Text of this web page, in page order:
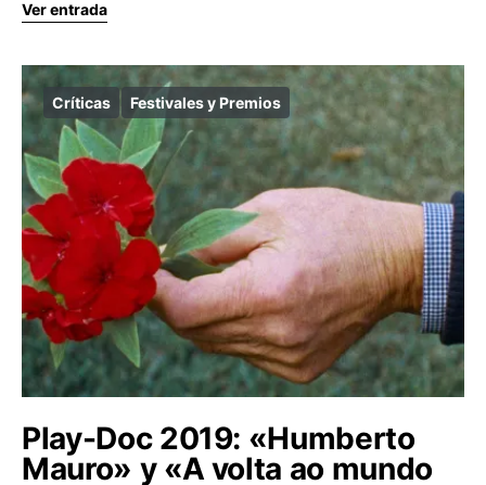
Ver entrada
Críticas Festivales y Premios
Play-Doc 2019: «Humberto
Mauro» y «A volta ao mundo